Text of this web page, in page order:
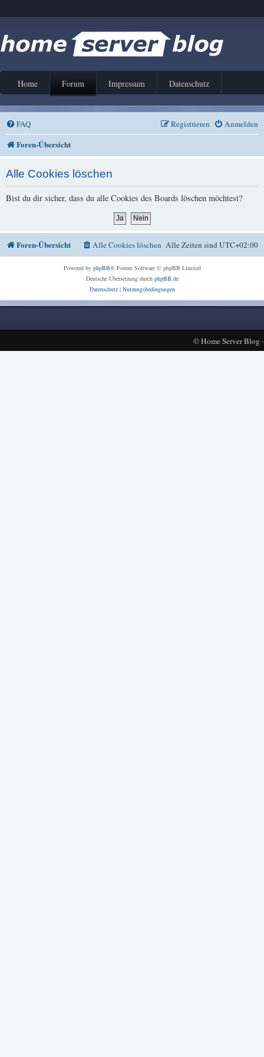
Home Forum Impressum Datenschutz
FAQ Anmelden
Registrieren
Foren-Übersicht
Alle Cookies löschen
Bist du dir sicher, dass du alle Cookies des Boards löschen möchtest?
Foren-Übersicht Alle Zeiten sindUTC+02:00
Alle Cookies löschen
Powered by phpBB® Forum Software © phpBB Limited
Deutsche Übersetzung durch phpBB.de
Datenschutz| Nutzungsbedingungen
©Home Server Blog